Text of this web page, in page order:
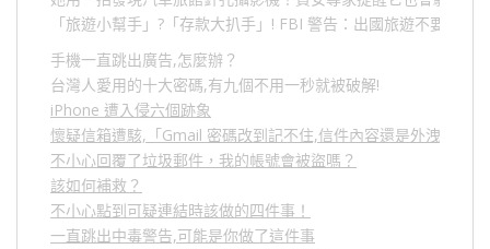
「旅遊小幫手」 ? 「存款大扒手」 ! FBI 警告：出國旅遊不要做的
手機一直跳出廣告,怎麼辦？
台灣人愛用的十大密碼,有九個不用一秒就被破解!
iPhone 遭入侵六個跡象
懷疑信箱遭駭,「Gmail 密碼改到記不住,信件內容還是外洩？」,
不小心回覆了垃圾郵件，我的帳號會被盜嗎？
該如何補救？
不小心點到可疑連結時該做的四件事！
一直跳出中毒警告,可能是你做了這件事